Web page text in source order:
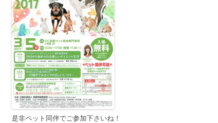
是非ペット同伴でご参加下さいね！